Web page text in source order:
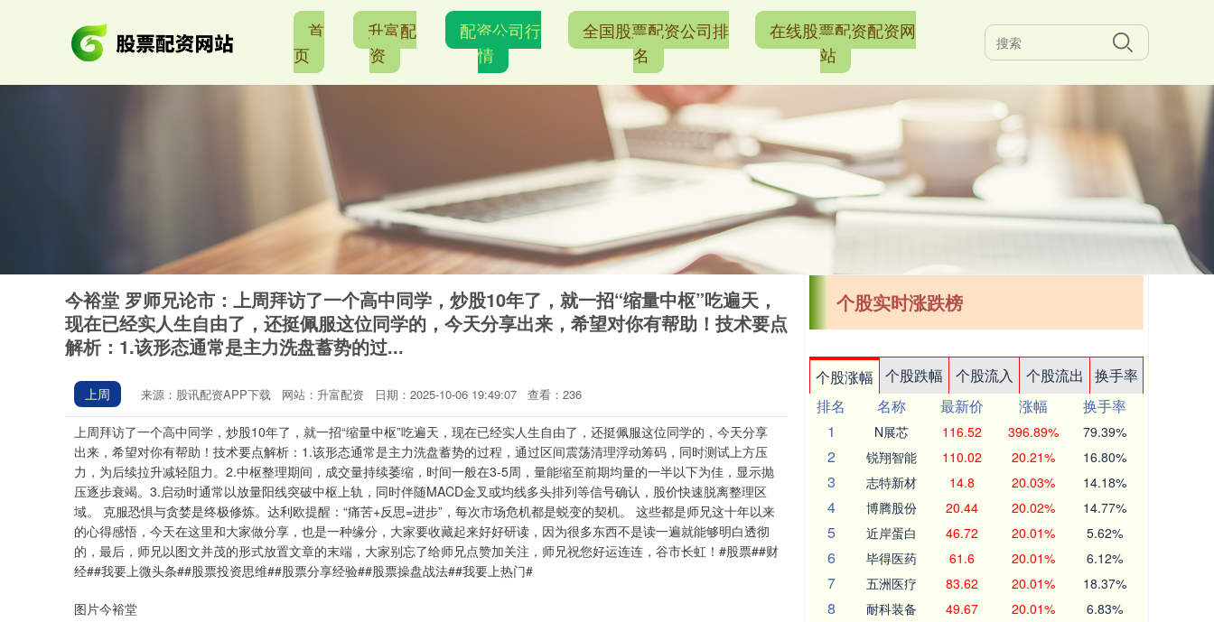
首
页
升富配
资
配资公司行
情
全国股票配资公司排
名
在线股票配资配资网
站
今裕堂 罗师兄论市：上周拜访了一个高中同学，炒股10年了，就一招“缩量中枢”吃遍天，
现在已经实人生自由了，还挺佩服这位同学的，今天分享出来，希望对你有帮助！技术要点
解析：1.该形态通常是主力洗盘蓄势的过...
上周 来源：股讯配资APP下载 网站：升富配资 日期：2025-10-06 19:49:07 查看：236
上周拜访了一个高中同学，炒股10年了，就一招“缩量中枢”吃遍天，现在已经实人生自由了，还挺佩服这位同学的，今天分享
出来，希望对你有帮助！技术要点解析：1.该形态通常是主力洗盘蓄势的过程，通过区间震荡清理浮动筹码，同时测试上方压
力，为后续拉升减轻阻力。2.中枢整理期间，成交量持续萎缩，时间一般在3-5周，量能缩至前期均量的一半以下为佳，显示抛
压逐步衰竭。3.启动时通常以放量阳线突破中枢上轨，同时伴随MACD金叉或均线多头排列等信号确认，股价快速脱离整理区
域。 克服恐惧与贪婪是终极修炼。达利欧提醒：“痛苦+反思=进步”，每次市场危机都是蜕变的契机。 这些都是师兄这十年以来
的心得感悟，今天在这里和大家做分享，也是一种缘分，大家要收藏起来好好研读，因为很多东西不是读一遍就能够明白透彻
的，最后，师兄以图文并茂的形式放置文章的末端，大家别忘了给师兄点赞加关注，师兄祝您好运连连，谷市长虹！#股票##财
经##我要上微头条##股票投资思维##股票分享经验##股票操盘战法##我要上热门#
图片今裕堂
个股实时涨跌榜
个股涨幅 个股跌幅 个股流入 个股流出
换手率
排名
名称 最新价 涨幅
换手率
1
N展芯 116.52 396.89% 79.39%
2 锐翔智能 110.02 20.21% 16.80%
3 志特新材 14.8 20.03% 14.18%
4 博腾股份 20.44 20.02% 14.77%
5 近岸蛋白 46.72 20.01% 5.62%
6 毕得医药 61.6 20.01% 6.12%
7 五洲医疗 83.62 20.01% 18.37%
8 耐科装备 49.67 20.01% 6.83%